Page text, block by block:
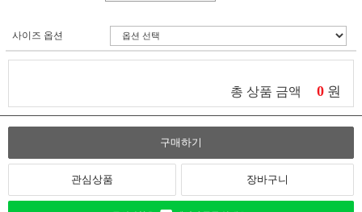
사이즈 옵션
총 상품 금액 0 원
구매하기
관심상품 장바구니